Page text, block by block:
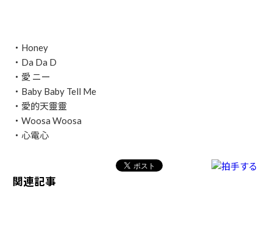
・Honey
・Da Da D
・愛 ニー
・Baby Baby Tell Me
・愛的天靈靈
・Woosa Woosa
・心電心
関連記事